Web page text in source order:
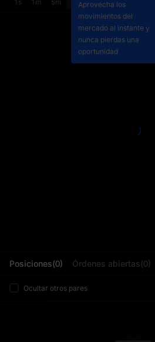
Posiciones(0) Órdenes abiertas(0)
Ocultar otros pares
1s 1m 5m 15m 1H 4H
Aprovecha los
movimientos del
mercado al instante y
nunca pierdas una
oportunidad